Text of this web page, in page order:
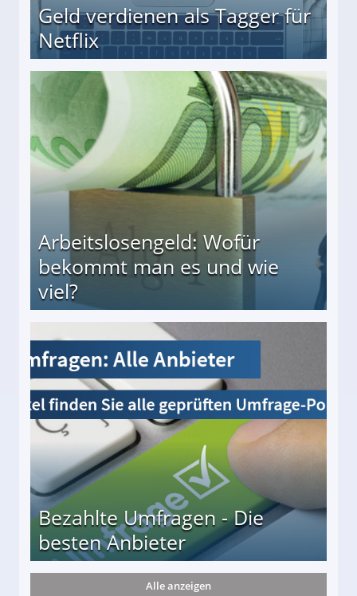
Geld verdienen als Tagger für
Netflix
Arbeitslosengeld: Wofür
bekommt man es und wie
viel?
und wie viel?
Bezahlte Umfragen - Die
besten Anbieter
Alle anzeigen